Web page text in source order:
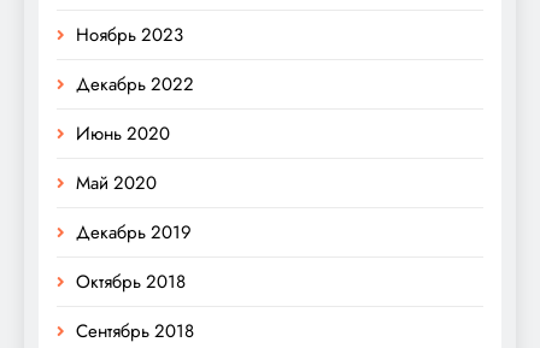
Ноябрь 2023
Декабрь 2022
Июнь 2020
Май 2020
Декабрь 2019
Октябрь 2018
Сентябрь 2018